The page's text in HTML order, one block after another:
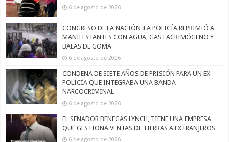
6 de agosto de 2026
CONGRESO DE LA NACIÓN :LA POLICÍA REPRIMIÓ A
MANIFESTANTES CON AGUA, GAS LACRIMÓGENO Y
BALAS DE GOMA
6 de agosto de 2026
CONDENA DE SIETE AÑOS DE PRISIÓN PARA UN EX
POLICÍA QUE INTEGRABA UNA BANDA
NARCOCRIMINAL
6 de agosto de 2026
EL SENADOR BENEGAS LYNCH, TIENE UNA EMPRESA
QUE GESTIONA VENTAS DE TIERRAS A EXTRANJEROS
6 de agosto de 2026